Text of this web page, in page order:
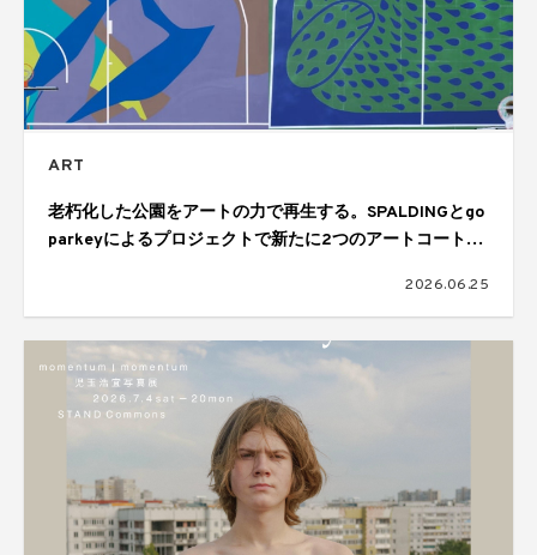
ART
老朽化した公園をアートの力で再生する。SPALDINGとgo
parkeyによるプロジェクトで新たに2つのアートコートが
2026.06.25